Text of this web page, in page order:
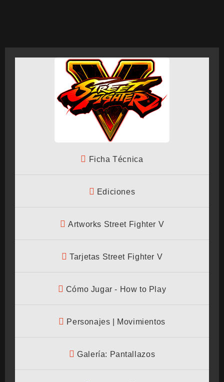
BONUS STAGE
GUÍA BÁSICA
Ficha Técnica
Ediciones
Artworks Street Fighter V
Tarjetas Street Fighter V
Cómo Jugar - How to Play
Personajes | Movimientos
Galería: Pantallazos